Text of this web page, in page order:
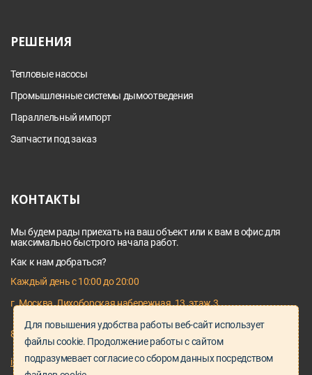
РЕШЕНИЯ
Тепловые насосы
Промышленные системы дымоотведения
Параллельный импорт
Запчасти под заказ
КОНТАКТЫ
Мы будем рады приехать на ваш объект или к вам в офис для
максимально быстрого начала работ.
Как к нам добраться?
Каждый день с 10:00 до 20:00
г. Москва, Лихоборская набережная, 13, этаж 3
8 495 128 03 64
info@proservice-klimat.ru
Для повышения удобства работы веб-сайт использует
файлы cookie. Продолжение работы с сайтом
подразумевает согласие со сбором данных посредством